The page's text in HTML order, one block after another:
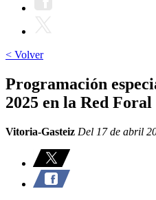
< Volver
Programación
2025 en la Red
Vitoria-Gasteiz Del 17 de abril